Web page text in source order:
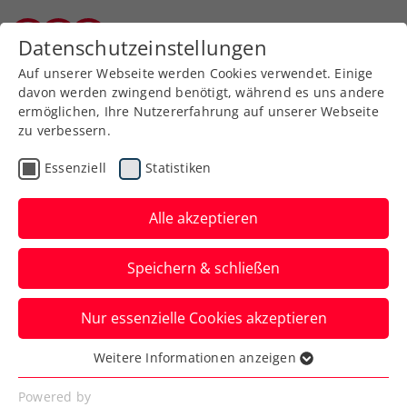
Zurück zur Newsübersicht
Turniere
Erste Bank Open:
Medvedev und Sinner
feiern Auftaktsiege
Die beiden Topgesetzten des ATP-500-
Turniers in Wien stehen jeweils mit
Zweisatz-Erfolgen im Achtelfinale.
Verfasst von: Presseaussendung / Redaktion, 25.10.2023
Datenschutzeinstellungen
Auf unserer Webseite werden Cookies verwendet. Einige
davon werden zwingend benötigt, während es uns andere
ermöglichen, Ihre Nutzererfahrung auf unserer Webseite
zu verbessern.
Essenziell Statistiken
Alle akzeptieren
Speichern & schließen
Nur essenzielle Cookies akzeptieren
Essenziell
Essenzielle Cookies werden für grundlegende
Weitere Informationen anzeigen
Powered by